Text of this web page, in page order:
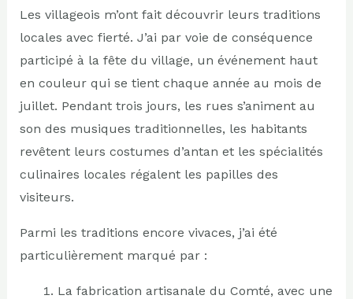
Les villageois m’ont fait découvrir leurs traditions
locales avec fierté. J’ai par voie de conséquence
participé à la fête du village, un événement haut
en couleur qui se tient chaque année au mois de
juillet. Pendant trois jours, les rues s’animent au
son des musiques traditionnelles, les habitants
revêtent leurs costumes d’antan et les spécialités
culinaires locales régalent les papilles des
visiteurs.
Parmi les traditions encore vivaces, j’ai été
particulièrement marqué par :
La fabrication artisanale du Comté, avec une